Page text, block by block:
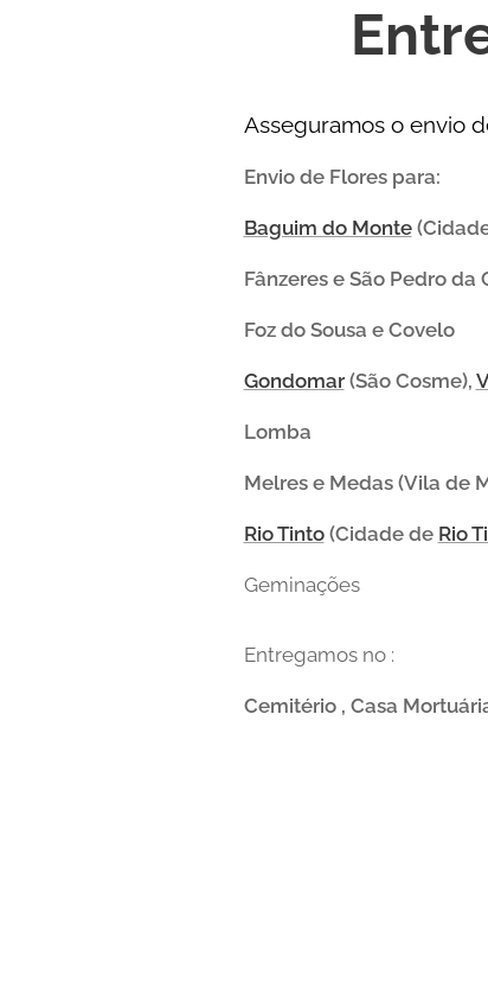
Asseguramos o envio
Envio de Flores para:
Baguim do Monte
Fânzeres e São Pedro da
Foz do Sousa e Covelo
Gondomar(São Cosme),
Lomba
Melres e Medas (Vila de
Rio Tinto(Cidade de Rio
Geminações
Entregamos no :
Cemitério , Casa